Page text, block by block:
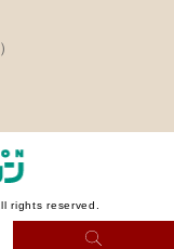
rights reserved.